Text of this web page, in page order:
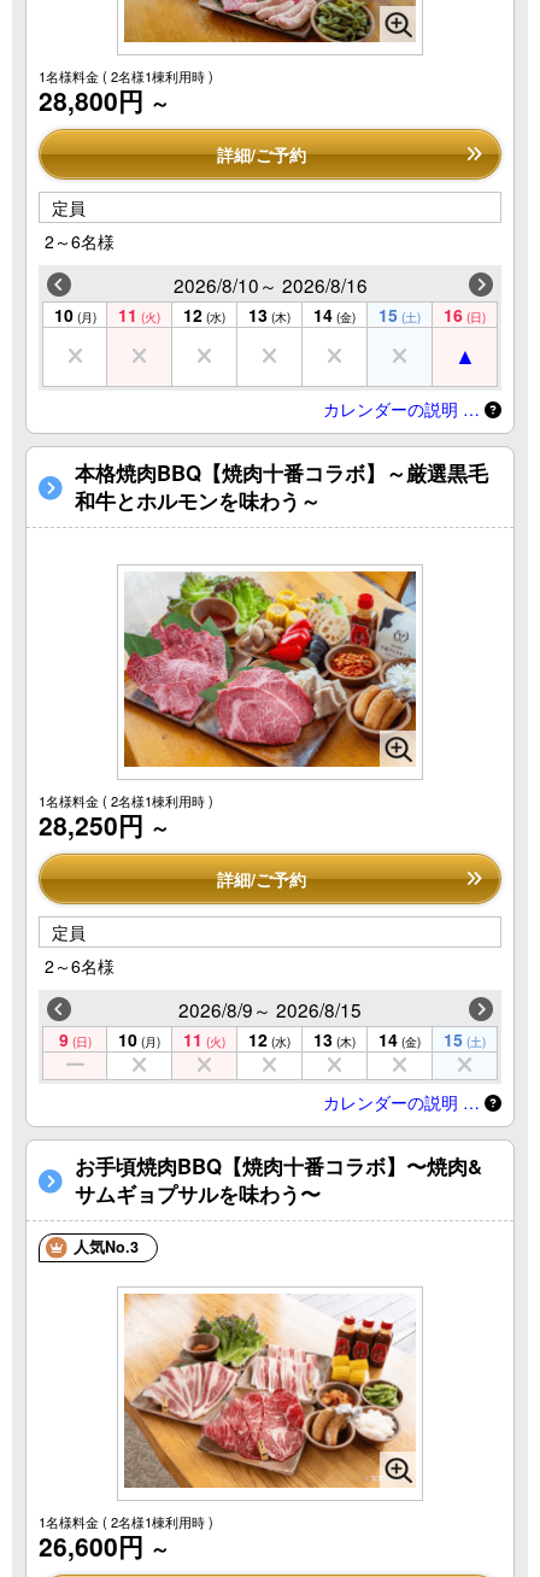
1名様料金( 2名様1棟利用時 )
28,800円 ～
詳細/ご予約
定員
2～6名様
2026/8/10～ 2026/8/16
10 (月) 11 (火) 12 (水) 13 (木) 14 (金) 15 (土) 16 (日)
カレンダーの説明 …
本格焼肉BBQ【焼肉十番コラボ】～厳選黒毛
和牛とホルモンを味わう～
1名様料金( 2名様1棟利用時 )
28,250円 ～
詳細/ご予約
定員
2～6名様
2026/8/9～ 2026/8/15
9 (日) 10 (月) 11 (火) 12 (水) 13 (木) 14 (金) 15 (土)
カレンダーの説明 …
お手頃焼肉BBQ【焼肉十番コラボ】〜焼肉&
サムギョプサルを味わう〜
人気No.3
1名様料金( 2名様1棟利用時 )
26,600円 ～